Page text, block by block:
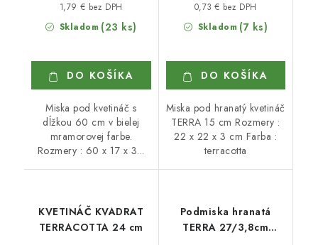
Skladom (23 ks)
1,79 € bez DPH
DO KOŠÍKA
Miska pod kvetináč s
dĺžkou 60 cm v bielej
mramorovej farbe.
Rozmery : 60 x 17 x 3...
Skladom (7 ks)
0,73 € bez DPH
DO KOŠÍKA
Miska pod hranatý kvetináč
TERRA 15 cm Rozmery :
22 x 22 x 3 cm Farba :
terracotta
KVETINÁČ KVADRAT
TERRACOTTA 24 cm
Podmiska hranatá
TERRA 27/3,8cm